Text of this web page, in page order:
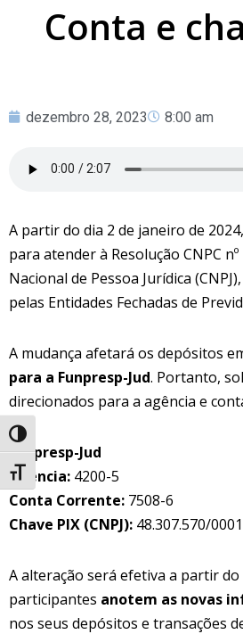
Alternar alto contraste
Alternar tamanho da fonte
Conta e
dezembro 28, 2023 8:00 am
A partir do dia 2 de janeiro de
para atender à Resolução CNPC
Nacional de Pessoa Jurídica
pelas Entidades Fechadas de
A mudança afetará os depósitos
para a Funpresp-Jud. Portanto,
direcionados para a agência e
Funpresp-Jud
Agência: 4200-5
Conta Corrente: 7508-6
Chave PIX (CNPJ): 48.307.570/
A alteração será efetiva a partir
participantes anotem as novas
nos seus depósitos e transações